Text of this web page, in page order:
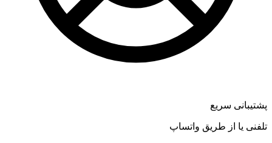
پشتیبانی سریع
تلفنی یا از طریق واتساپ